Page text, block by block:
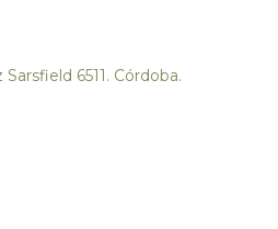
6511. Córdoba.